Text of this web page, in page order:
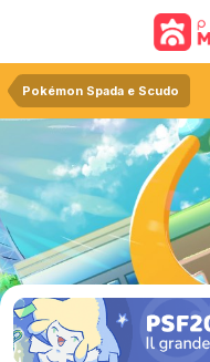
Pokémon Spada e Scudo